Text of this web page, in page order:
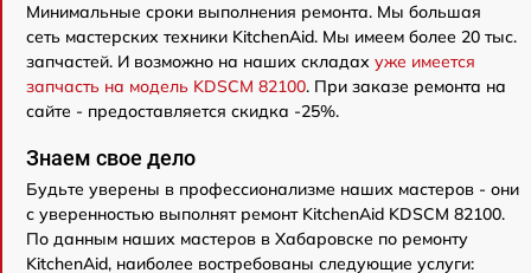
Минимальные сроки выполнения ремонта. Мы большая
сеть мастерских техники KitchenAid. Мы имеем более 20 тыс.
запчастей. И возможно на наших складах уже имеется
запчасть на модель KDSCM 82100. При заказе ремонта на
сайте - предоставляется скидка -25%.
Знаем свое дело
Будьте уверены в профессионализме наших мастеров - они
с уверенностью выполнят ремонт KitchenAid KDSCM 82100.
По данным наших мастеров в Хабаровске по ремонту
KitchenAid, наиболее востребованы следующие услуги: